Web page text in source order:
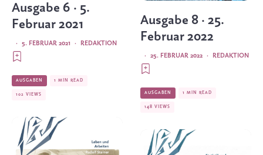
Ausgabe 6 · 5.
Februar 2021
REDAKTION
·
5. FEBRUAR 2021
·
AUSGABEN 1 MIN READ
102 VIEWS
Ausgabe 8 · 25.
Februar 2022
REDAKTION
·
25. FEBRUAR 2022
·
AUSGABEN 1 MIN READ
148 VIEWS